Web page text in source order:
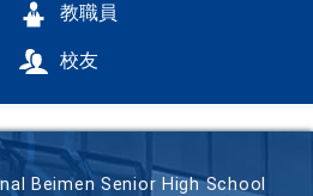
教職員
校友
Beimen Senior High School